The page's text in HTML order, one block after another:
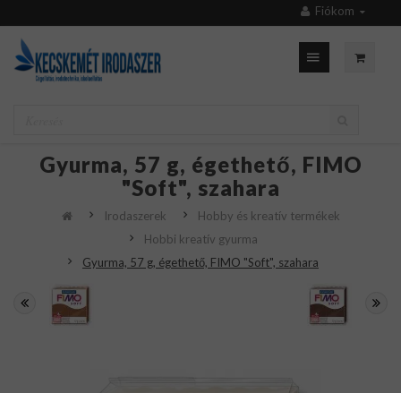
Fiókom
Gyurma, 57 g, égethető, FIMO
"Soft", szahara
Irodaszerek
Hobby és kreatív termékek
Hobbi kreatív gyurma
Gyurma, 57 g, égethető, FIMO "Soft", szahara